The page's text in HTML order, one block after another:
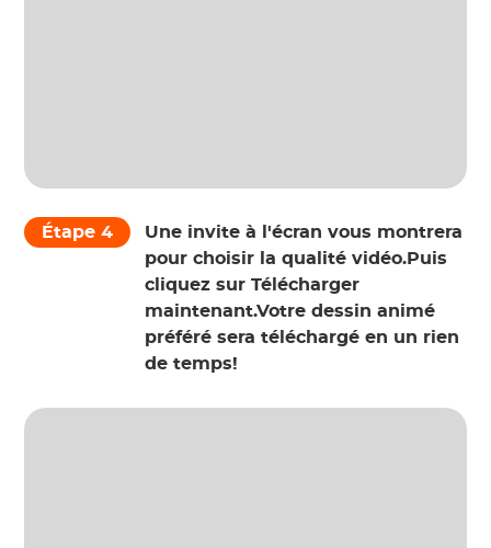
Étape 4
Une invite à l'écran vous montrera
pour choisir la qualité vidéo.Puis
cliquez sur Télécharger
maintenant.Votre dessin animé
préféré sera téléchargé en un rien
de temps!